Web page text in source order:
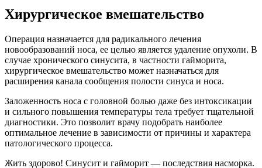
Хирургическое вмешательство
Операция назначается для радикального лечения
новообразований носа, ее целью является удаление опухоли. В
случае хронического синусита, в частности гайморита,
хирургическое вмешательство может назначаться для
расширения канала сообщения полости синуса и носа.
Заложенность носа с головной болью даже без интоксикации
и сильного повышения температуры тела требует тщательной
диагностики. Это позволит врачу подобрать наиболее
оптимальное лечение в зависимости от причины и характера
патологического процесса.
Жить здорово! Синусит и гайморит — последствия насморка.